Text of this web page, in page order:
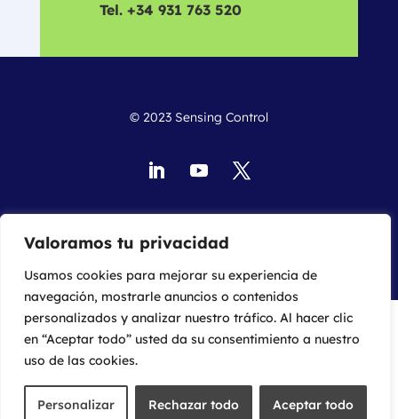
Valoramos tu privacidad
Usamos cookies para mejorar su experiencia de
navegación, mostrarle anuncios o contenidos
personalizados y analizar nuestro tráfico. Al hacer clic
en “Aceptar todo” usted da su consentimiento a nuestro
uso de las cookies.
Personalizar Rechazar todo Aceptar todo
Tel. +34 931 763 520
© 2023 Sensing Control
Política de privacidad Aviso legal